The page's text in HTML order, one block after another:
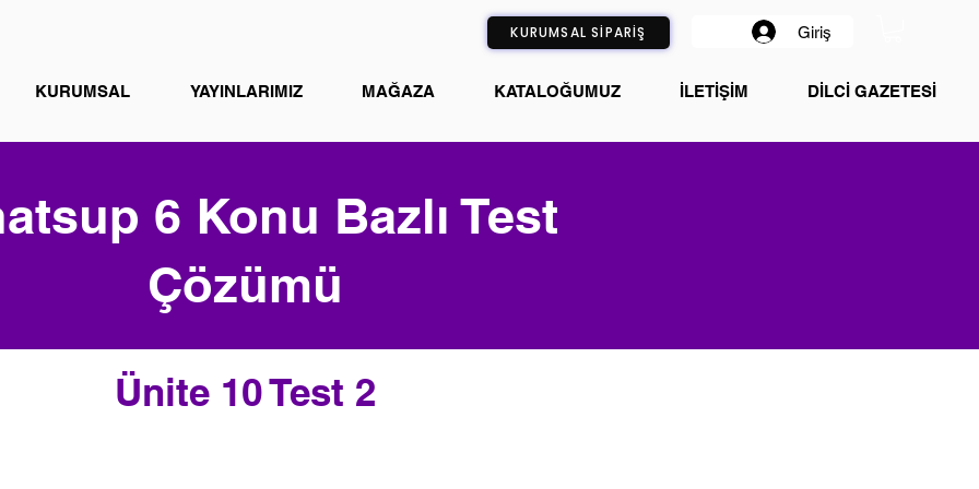
KURUMSAL SİPARİŞ Giriş
KURUMSAL YAYINLARIMIZ MAĞAZA KATALOĞUMUZ İLETİŞİM DİLCİ GAZETESİ
6 Konu Bazlı Test
Çözümü
Ünite 10 Test 2